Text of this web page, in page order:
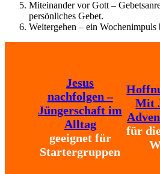
Miteinander vor Gott –
persönliches Gebet.
Weitergehen – ein Wochenimpuls
Jesus
nachfolgen –
Jüngerschaft im
Alltag
geeignet für
Startergruppen
Mit
für